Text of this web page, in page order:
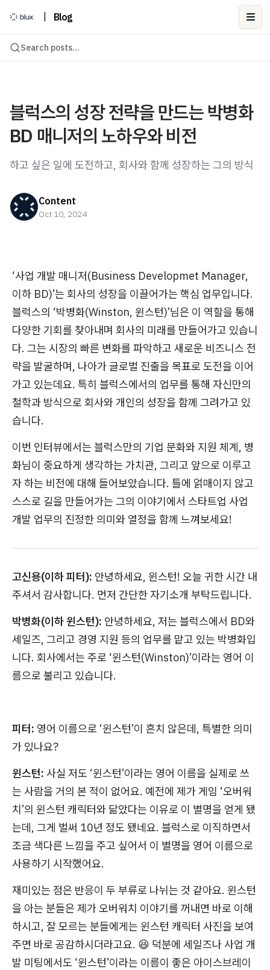
Blog
Search posts...
블럭스의 성장 전략을 만드는 박병화
BD 매니저의 노하우와 비전
하고 싶은 일에 도전하고, 회사와 함께 성장하는 그의 방식
Content
Oct 10, 2024
‘사업 개발 매니저(Business Developmet Manager,
이하 BD)’는 회사의 성장을 이끌어가는 핵심 업무입니다.
블럭스의 ‘박병화(Winston, 윈스턴)’님은 이 역할을 통해
다양한 기회를 찾아내며 회사의 미래를 만들어가고 있습니
다. 그는 시장의 빠른 변화를 파악하고 새로운 비즈니스 전
략을 발굴하며, 나아가 글로벌 진출을 목표로 도전을 이어
가고 있는데요. 특히 블럭스에서의 업무를 통해 자신만의
철학과 방식으로 회사와 개인의 성장을 함께 그려가고 있
습니다.
이번 인터뷰에서는 블럭스만의 기업 문화와 지원 체계, 병
화님이 중요하게 생각하는 가치관, 그리고 앞으로 이루고
자 하는 비전에 대해 들어보았습니다. 틀에 얽매이지 않고
스스로 길을 만들어가는 그의 이야기에서 스타트업 사업
개발 업무의 진정한 의미와 열정을 함께 느껴보세요!
고신용(이하 피터): 안녕하세요, 윈스턴! 오늘 귀한 시간 내
주셔서 감사합니다. 먼저 간단한 자기소개 부탁드립니다.
박병화(이하 윈스턴): 안녕하세요, 저는 블럭스에서 BD와
세일즈, 그리고 경영 지원 등의 업무를 맡고 있는 박병화입
니다. 회사에서는 주로 ‘윈스턴(Winston)’이라는 영어 이
름으로 불리고 있습니다.
피터: 영어 이름으로 ‘윈스턴’이 흔치 않은데, 특별한 의미
가 있나요?
윈스턴: 사실 저도 ‘윈스턴’이라는 영어 이름을 실제로 쓰
는 사람을 거의 본 적이 없어요. 예전에 제가 게임 ‘오버워
치’의 윈스턴 캐릭터와 닮았다는 이유로 이 별명을 얻게 됐
는데, 그게 벌써 10년 정도 됐네요. 블럭스로 이직하면서
조금 색다른 느낌을 주고 싶어서 이 별명을 영어 이름으로
사용하기 시작했어요.
재미있는 점은 반응이 두 부류로 나뉘는 것 같아요. 윈스턴
을 아는 분들은 제가 오버워치 이야기를 꺼내면 바로 이해
하시고, 잘 모르는 분들에게는 윈스턴 캐릭터 사진을 보여
주면 바로 공감하시더라고요. 😆 덕분에 세일즈나 사업 개
발 미팅에서도 ‘윈스턴’이라는 이름이 좋은 아이스브레이